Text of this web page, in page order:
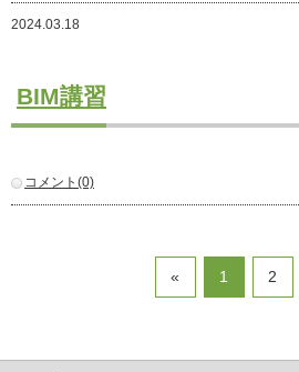
募集要項
BLOG
不動産情報
2024.03.18
BIM講習
コメント(0)
« 1 2